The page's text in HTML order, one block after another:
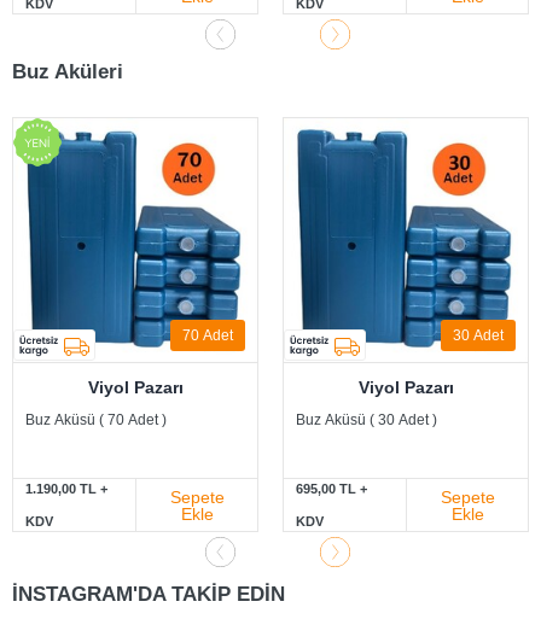
KDV KDV
Buz Aküleri
70 Adet
Viyol Pazarı
Buz Aküsü ( 70 Adet )
1.190,00 TL +
KDV
Sepete
Ekle
30 Adet
Viyol Pazarı
Buz Aküsü ( 30 Adet )
695,00 TL +
KDV
Sepete
Ekle
İNSTAGRAM'DA TAKİP EDİN